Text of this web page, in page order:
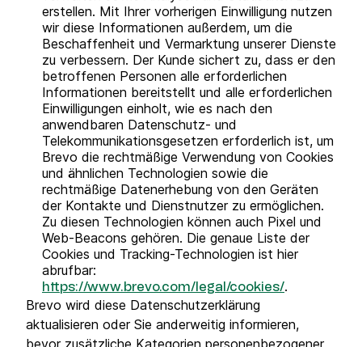
erstellen. Mit Ihrer vorherigen Einwilligung nutzen
wir diese Informationen außerdem, um die
Beschaffenheit und Vermarktung unserer Dienste
zu verbessern. Der Kunde sichert zu, dass er den
betroffenen Personen alle erforderlichen
Informationen bereitstellt und alle erforderlichen
Einwilligungen einholt, wie es nach den
anwendbaren Datenschutz- und
Telekommunikationsgesetzen erforderlich ist, um
Brevo die rechtmäßige Verwendung von Cookies
und ähnlichen Technologien sowie die
rechtmäßige Datenerhebung von den Geräten
der Kontakte und Dienstnutzer zu ermöglichen.
Zu diesen Technologien können auch Pixel und
Web-Beacons gehören. Die genaue Liste der
Cookies und Tracking-Technologien ist hier
abrufbar:
https://www.brevo.com/legal/cookies/.
Brevo wird diese Datenschutzerklärung
aktualisieren oder Sie anderweitig informieren,
bevor zusätzliche Kategorien personenbezogener